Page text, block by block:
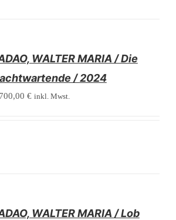
WALTER MARIA / Die
/ 2024
€ inkl. Mwst.
WALTER MARIA / Lob